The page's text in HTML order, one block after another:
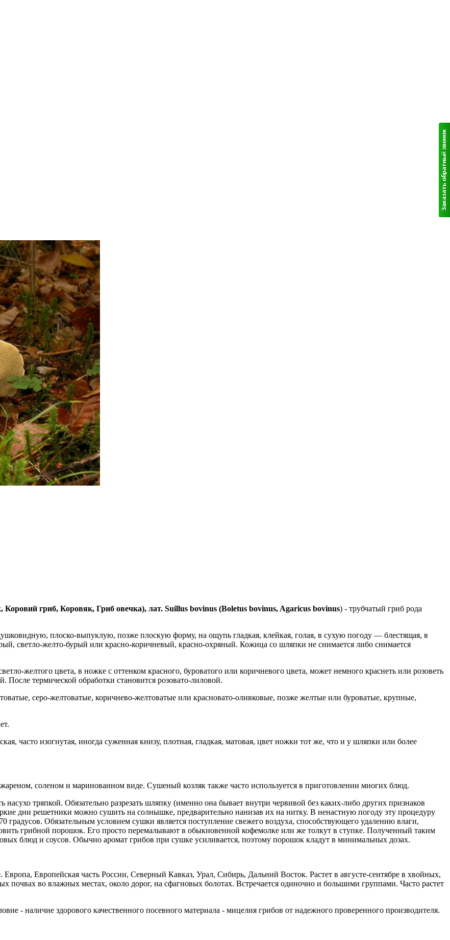
гриб, Коровяк, Гриб овечка), лат. Suillus bovinus (Boletus bovinus, Agaricus bovinus) - трубчатый гриб рода
плоско-выпуклую, позже плоскую форму, на ощупь гладкая, клейкая, голая, в сухую погоду — блестящая, в
светло-желто-бурый или красно-коричневый, красно-охряный. Кожица со шляпки не снимается либо снимается
желтого цвета, в ножке с оттенком красного, буроватого или коричневого цвета, может немного краснеть или розоветь
После термической обработки становится розовато-лиловой.
серо-желтоватые, коричнево-желтоватые или красновато-оливковые, позже желтые или буроватые, крупные,
часто изогнутая, иногда суженная книзу, плотная, гладкая, матовая, цвет ножки тот же, что и у шляпки или более
соленом и маринованном виде. Сушеный козляк также часто используется в приготовлении многих блюд.
тряпкой. Обязательно разрезать шляпку (именно она бывает внутри червивой без каких-либо других признаков
дни решетники можно сушить на солнышке, предварительно нанизав их на нитку. В ненастную погоду эту процедуру
градусов. Обязательным условием сушки является поступление свежего воздуха, способствующего удалению влаги,
грибной порошок. Его просто перемалывают в обыкновенной кофемолке или же толкут в ступке. Полученный таким
блюд и соусов. Обычно аромат грибов при сушке усиливается, поэтому порошок кладут в минимальных дозах.
Европейская часть России, Северный Кавказ, Урал, Сибирь, Дальний Восток. Растет в августе-сентябре в хвойных,
почвах во влажных местах, около дорог, на сфагновых болотах. Встречается одиночно и большими группами. Часто растет
- наличие здорового качественного посевного материала - мицелия грибов от надежного проверенного производителя.